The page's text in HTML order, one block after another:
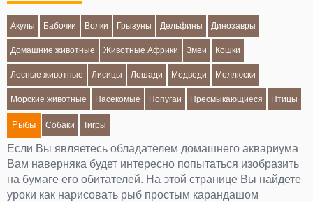
Акулы Бабочки Волки Грызуны Дельфины Динозавры
Домашние животные Животные Африки Змеи Кошки
Лесные животные Лисицы Лошади Медведи Моллюски
Морские животные Насекомые Попугаи Пресмыкающиеся Птицы
Рыбы Собаки Тигры
Если Вы являетесь обладателем домашнего аквариума
Вам наверняка будет интересно попытаться изобразить
на бумаге его обитателей. На этой странице Вы найдете
уроки как нарисовать рыб простым карандашом